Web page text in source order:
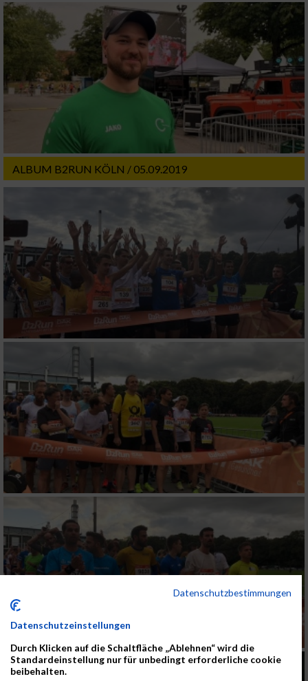
ALBUM B2RUN KÖLN / 05.09.2019
Datenschutzbestimmungen
Datenschutzeinstellungen
Durch Klicken auf die Schaltfläche „Ablehnen“ wird die
Standardeinstellung nur für unbedingt erforderliche cookie
beibehalten.